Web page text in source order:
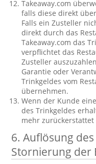
Takeaway.com
falls diese direkt
Falls ein Zusteller
direkt durch das
Takeaway.com das
verpflichtet das
Zusteller
Garantie oder
Trinkgeldes vom
übernehmen.
Wenn der Kunde
des Trinkgeldes
mehr
6. Auflösung
Stornierung der